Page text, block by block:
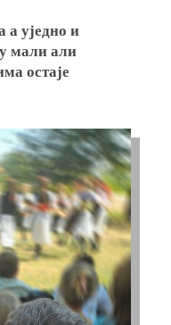
уједно и
мали али
остаје